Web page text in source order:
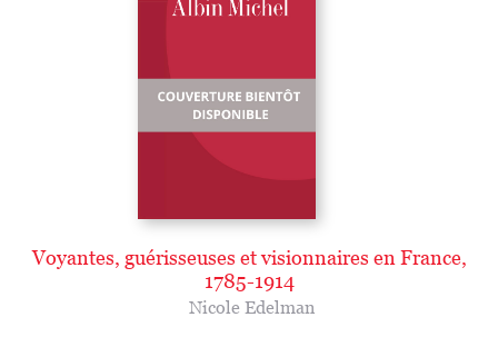
Voyantes, guérisseuses et visionnaires en France,
1785-1914
Nicole Edelman